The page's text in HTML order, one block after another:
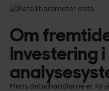
Om
Investering i
Mens detailhandlerne er